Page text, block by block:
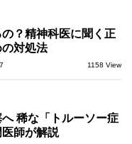
？精神科医に聞く正
対処法
1158 View
稀な「トルーソー症
師が解説